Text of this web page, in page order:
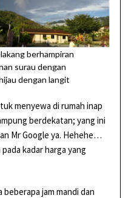
berhampiran
surau dengan
dengan langit
menyewa di rumah inap
berdekatan; yang ini
Mr Google ya. Hehehe…
kadar harga yang
beberapa jam mandi dan